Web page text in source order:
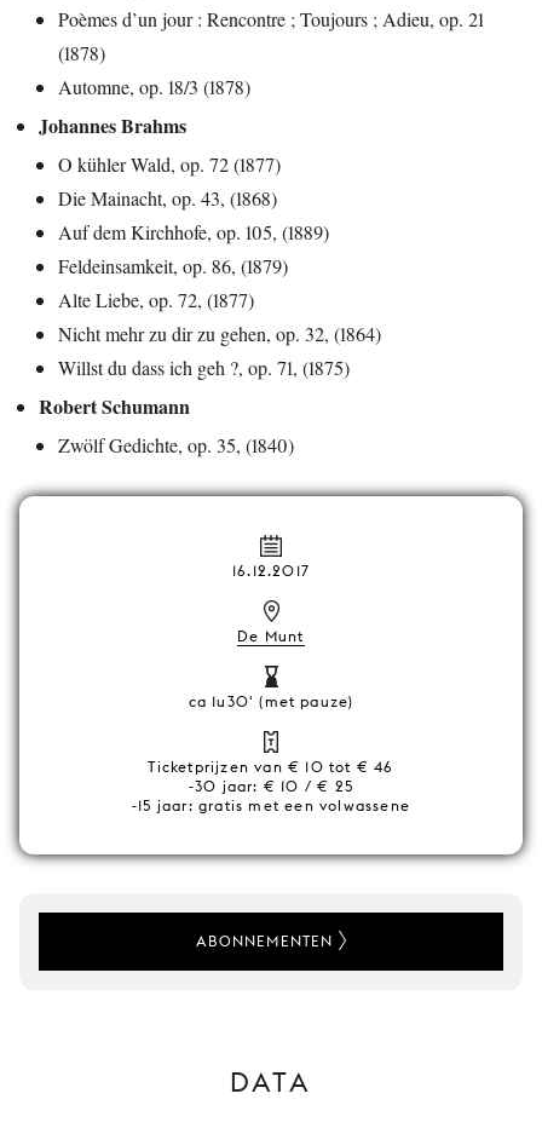
Poèmes d’un jour : Rencontre ; Toujours ; Adieu, op. 21
(1878)
Automne, op. 18/3 (1878)
Johannes Brahms
O kühler Wald, op. 72 (1877)
Die Mainacht, op. 43, (1868)
Auf dem Kirchhofe, op. 105, (1889)
Feldeinsamkeit, op. 86, (1879)
Alte Liebe, op. 72, (1877)
Nicht mehr zu dir zu gehen, op. 32, (1864)
Willst du dass ich geh ?, op. 71, (1875)
Robert Schumann
Zwölf Gedichte, op. 35, (1840)
16.12.2017
De Munt
ca 1u30' (met pauze)
Ticketprijzen van € 10 tot € 46
-30 jaar: € 10 / € 25
-15 jaar: gratis met een volwassene
ABONNEMENTEN
DATA